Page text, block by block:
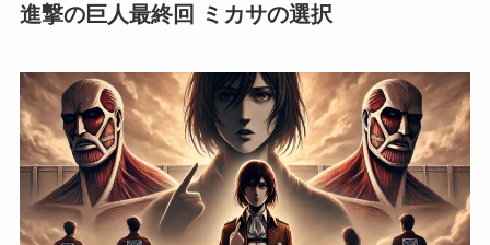
進撃の巨人最終回 ミカサの選択